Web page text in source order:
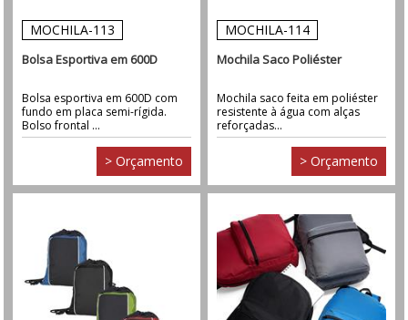
MOCHILA-113
Bolsa Esportiva em 600D
Bolsa esportiva em 600D com
fundo em placa semi-rígida.
Bolso frontal ...
> Orçamento
MOCHILA-114
Mochila Saco Poliéster
Mochila saco feita em poliéster
resistente à água com alças
reforçadas...
> Orçamento